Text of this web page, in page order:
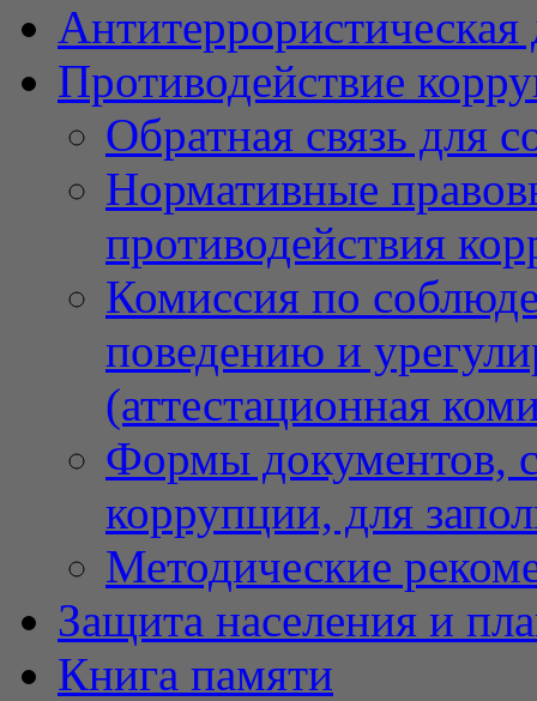
Антитеррористическая
Противодействие
Обратная связь для
Нормативные
противодействия
Комиссия по
поведению и
(аттестационная
Формы документов,
коррупции, для
Методические
Защита населения и
Книга памяти